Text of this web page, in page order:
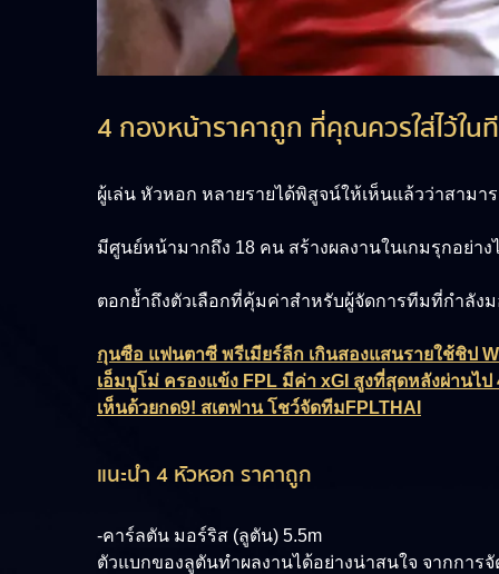
4 กองหน้าราคาถูก ที่คุณควรใส่ไว้ใ
ผู้เล่น หัวหอก หลายรายได้พิสูจน์ให้เห็นแล้วว่าสาม
มีศูนย์หน้ามากถึง 18 คน สร้างผลงานในเกมรุกอย่าง
ตอกย้ำถึงตัวเลือกที่คุ้มค่าสำหรับผู้จัดการทีมที่กำลัง
กุนซือ แฟนตาซี พรีเมียร์ลีก เกินสองแสนรายใช้ชิป
เอ็มบูโม่ ครองแข้ง FPL มีค่า xGI สูงที่สุดหลังผ่านไป
เห็นด้วยกด9! สเตฟาน โชว์จัดทีมFPLTHAI
แนะนำ 4 หัวหอก ราคาถูก
-คาร์ลตัน มอร์ริส (ลูตัน) 5.5m
ตัวแบกของลูตันทำผลงานได้อย่างน่าสนใจ จากการ